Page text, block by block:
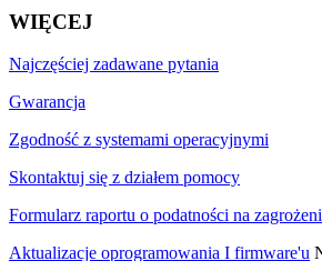
WIĘCEJ
Najczęściej zadawane pytania
Gwarancja
Zgodność z systemami operacyjnymi
Skontaktuj się z działem pomocy
Formularz raportu o podatności na
Aktualizacje oprogramowania I firmware'u